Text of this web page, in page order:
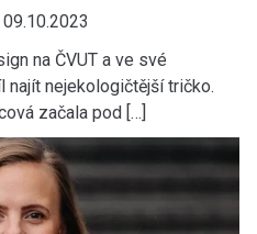
09.10.2023
na ČVUT a ve své
nejekologičtější tričko.
začala pod […]